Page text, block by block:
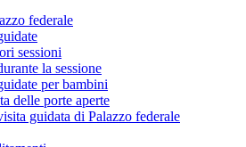
federale
sessioni
la sessione
per bambini
delle porte aperte
guidata di Palazzo federale